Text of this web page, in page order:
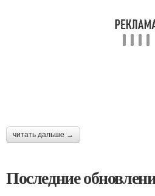
читать дальше →
Последние